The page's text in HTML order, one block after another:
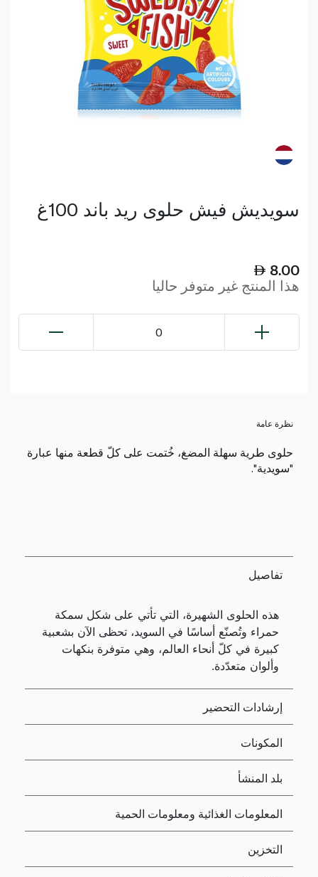
سويديش فيش حلوى ريد باند 100غ
8.00
هذا المنتج غير متوفر حاليا
0
نظرة عامة
حلوى طرية سهلة المضغ، خُتمت على كلّ قطعة منها عبارة
"سويدية".
تفاصيل
هذه الحلوى الشهيرة، التي تأتي على شكل سمكة
حمراء وتُصنّع أساسًا في السويد، تحظى الآن بشعبية
كبيرة في كلّ أنحاء العالم، وهي متوفرة بنكهات
وألوان متعدّدة.
إرشادات التحضير
المكونات
بلد المنشأ
المعلومات الغذائية ومعلومات الحمية
التخزين